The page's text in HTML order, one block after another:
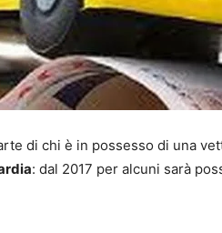
di chi è in possesso di una
: dal 2017 per alcuni sarà